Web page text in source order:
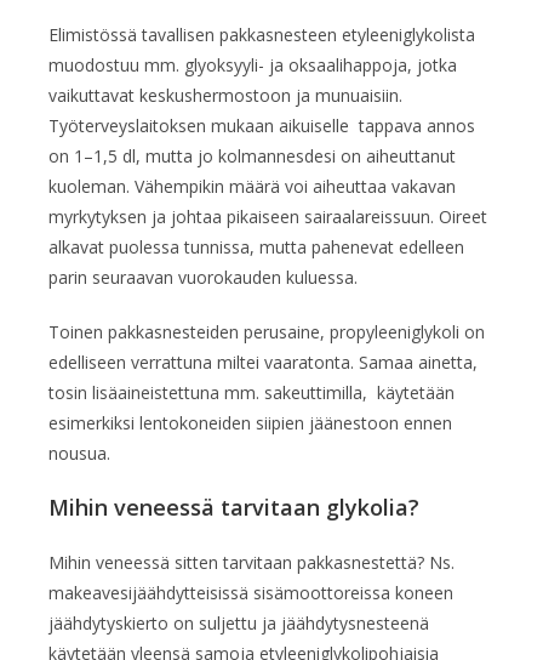
Elimistössä tavallisen pakkasnesteen etyleeniglykolista
muodostuu mm. glyoksyyli- ja oksaalihappoja, jotka
vaikuttavat keskushermostoon ja munuaisiin.
Työterveyslaitoksen mukaan aikuiselle tappava annos
on 1–1,5 dl, mutta jo kolmannesdesi on aiheuttanut
kuoleman. Vähempikin määrä voi aiheuttaa vakavan
myrkytyksen ja johtaa pikaiseen sairaalareissuun. Oireet
alkavat puolessa tunnissa, mutta pahenevat edelleen
parin seuraavan vuorokauden kuluessa.
Toinen pakkasnesteiden perusaine, propyleeniglykoli on
edelliseen verrattuna miltei vaaratonta. Samaa ainetta,
tosin lisäaineistettuna mm. sakeuttimilla, käytetään
esimerkiksi lentokoneiden siipien jäänestoon ennen
nousua.
Mihin veneessä tarvitaan glykolia?
Mihin veneessä sitten tarvitaan pakkasnestettä? Ns.
makeavesijäähdytteisissä sisämoottoreissa koneen
jäähdytyskierto on suljettu ja jäähdytysnesteenä
käytetään yleensä samoja etyleeniglykolipohjaisia